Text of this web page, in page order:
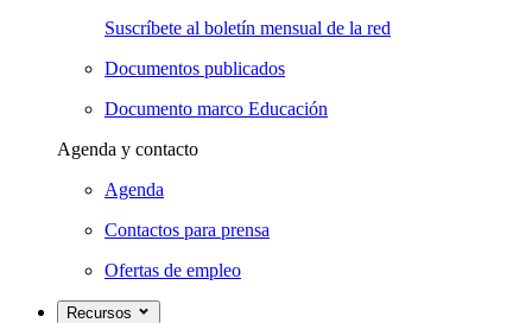
Suscríbete al boletín mensual de la red
Documentos publicados
Documento marco Educación
Agenda y contacto
Agenda
Contactos para prensa
Ofertas de empleo
Recursos